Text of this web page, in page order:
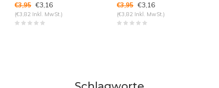
€3,95 €3,16
(€3,82 Inkl. MwSt.)
€3,95 €3,16
(€3,82 Inkl. MwSt.)